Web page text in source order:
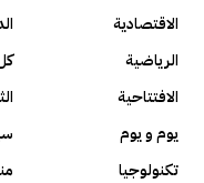
الاقتصادية
الرياضية
الافتتاحية
يوم و يوم
تكنولوجيا